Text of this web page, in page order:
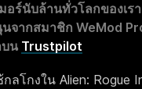
อร์นับล้านทั่วโลกของเรา
จากสมาชิก WeMod
บน Trustpilot
ลโกงใน Alien: Rogue